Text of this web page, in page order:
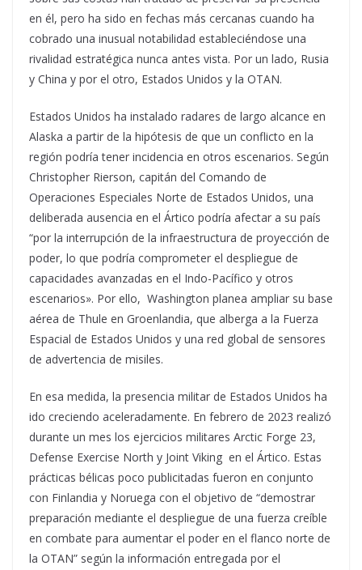
en él, pero ha sido en fechas más cercanas cuando ha
cobrado una inusual notabilidad estableciéndose una
rivalidad estratégica nunca antes vista. Por un lado, Rusia
y China y por el otro, Estados Unidos y la OTAN.
Estados Unidos ha instalado radares de largo alcance en
Alaska a partir de la hipótesis de que un conflicto en la
región podría tener incidencia en otros escenarios. Según
Christopher Rierson, capitán del Comando de
Operaciones Especiales Norte de Estados Unidos, una
deliberada ausencia en el Ártico podría afectar a su país
“por la interrupción de la infraestructura de proyección de
poder, lo que podría comprometer el despliegue de
capacidades avanzadas en el Indo-Pacífico y otros
escenarios». Por ello, Washington planea ampliar su base
aérea de Thule en Groenlandia, que alberga a la Fuerza
Espacial de Estados Unidos y una red global de sensores
de advertencia de misiles.
En esa medida, la presencia militar de Estados Unidos ha
ido creciendo aceleradamente. En febrero de 2023 realizó
durante un mes los ejercicios militares Arctic Forge 23,
Defense Exercise North y Joint Viking en el Ártico. Estas
prácticas bélicas poco publicitadas fueron en conjunto
con Finlandia y Noruega con el objetivo de “demostrar
preparación mediante el despliegue de una fuerza creíble
en combate para aumentar el poder en el flanco norte de
la OTAN” según la información entregada por el